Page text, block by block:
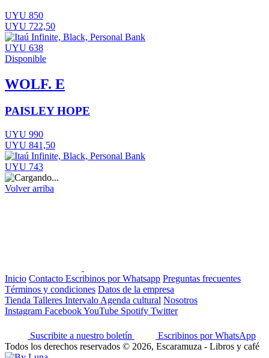
UYU 850
UYU 722,50
UYU 638
Disponible
WOLF. E
PAISLEY HOPE
UYU 990
UYU 841,50
UYU 743
Volver arriba
Inicio Contacto Escribinos por Whatsapp Preguntas frecuentes
Términos y condiciones Datos de la empresa
Tienda Talleres Intervalo Agenda cultural Nosotros
Instagram FacebookYouTube Spotify Twitter
Suscribite a nuestro boletín
Escribinos por WhatsApp
Todos los derechos reservados © 2026, Escaramuza - Libros y café